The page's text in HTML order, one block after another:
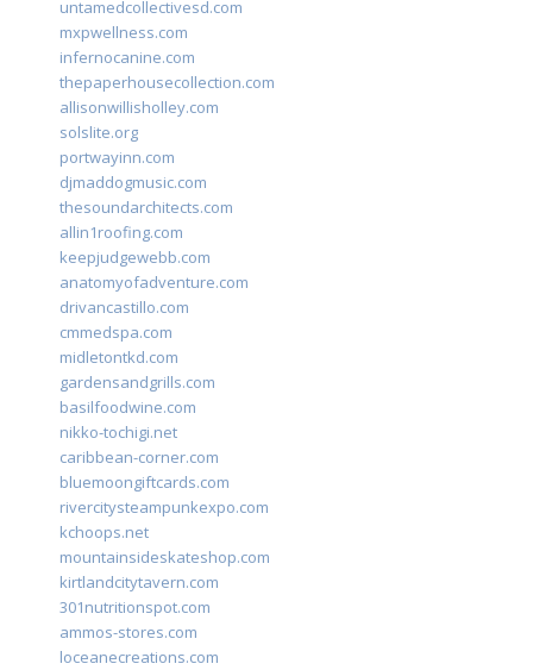
untamedcollectivesd.com
mxpwellness.com
infernocanine.com
thepaperhousecollection.com
allisonwillisholley.com
solslite.org
portwayinn.com
djmaddogmusic.com
thesoundarchitects.com
allin1roofing.com
keepjudgewebb.com
anatomyofadventure.com
drivancastillo.com
cmmedspa.com
midletontkd.com
gardensandgrills.com
basilfoodwine.com
nikko-tochigi.net
caribbean-corner.com
bluemoongiftcards.com
rivercitysteampunkexpo.com
kchoops.net
mountainsideskateshop.com
kirtlandcitytavern.com
301nutritionspot.com
ammos-stores.com
loceanecreations.com